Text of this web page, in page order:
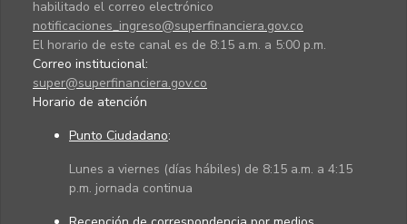
habilitado el correo electrónico
notificaciones_ingreso@superfinanciera.gov.co
El horario de este canal es de 8:15 a.m. a 5:00 p.m.
Correo institucional:
super@superfinanciera.gov.co
Horario de atención
Punto Ciudadano:
Lunes a viernes (días hábiles) de 8:15 a.m. a 4:15
p.m. jornada continua